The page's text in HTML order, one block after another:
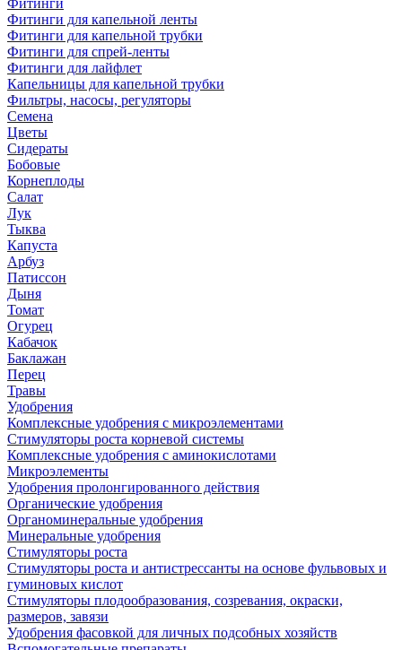
Фитинги
Фитинги для капельной ленты
Фитинги для капельной трубки
Фитинги для спрей-ленты
Фитинги для лайфлет
Капельницы для капельной трубки
Фильтры, насосы, регуляторы
Семена
Цветы
Сидераты
Бобовые
Корнеплоды
Салат
Лук
Тыква
Капуста
Арбуз
Патиссон
Дыня
Томат
Огурец
Кабачок
Баклажан
Перец
Травы
Удобрения
Комплексные удобрения с микроэлементами
Стимуляторы роста корневой системы
Комплексные удобрения с аминокислотами
Микроэлементы
Удобрения пролонгированного действия
Органические удобрения
Органоминеральные удобрения
Минеральные удобрения
Стимуляторы роста
Стимуляторы роста и антистрессанты на основе фульвовых и
гуминовых кислот
Стимуляторы плодообразования, созревания, окраски,
размеров, завязи
Удобрения фасовкой для личных подсобных хозяйств